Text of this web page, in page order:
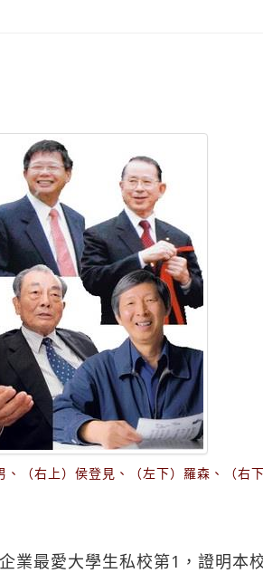
（右上）侯登見、（左下）羅森、（右
業最愛大學生私校第1，證明本